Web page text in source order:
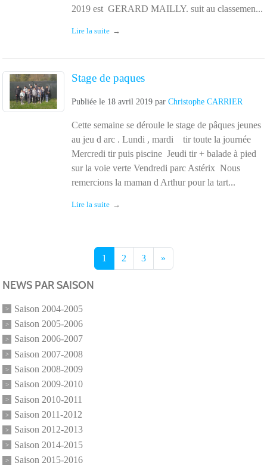
2019 est GERARD MAILLY. suit au classemen...
Lire la suite
Stage de paques
Publiée le 18 avril 2019 par Christophe CARRIER
Cette semaine se déroule le stage de pâques jeunes
au jeu d arc . Lundi , mardi tir toute la journée
Mercredi tir puis piscine Jeudi tir + balade à pied
sur la voie verte Vendredi parc Astérix Nous
remercions la maman d Arthur pour la tart...
Lire la suite
1 2 3 »
NEWS PAR SAISON
Saison 2004-2005
Saison 2005-2006
Saison 2006-2007
Saison 2007-2008
Saison 2008-2009
Saison 2009-2010
Saison 2010-2011
Saison 2011-2012
Saison 2012-2013
Saison 2014-2015
Saison 2015-2016